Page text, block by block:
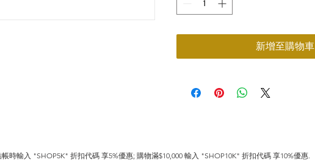
新增至購物車
時輸入 "SHOP5K" 折扣代碼 享5%優惠; 購物滿$10,000 輸入 "SHOP10K" 折扣代碼 享10%優惠.